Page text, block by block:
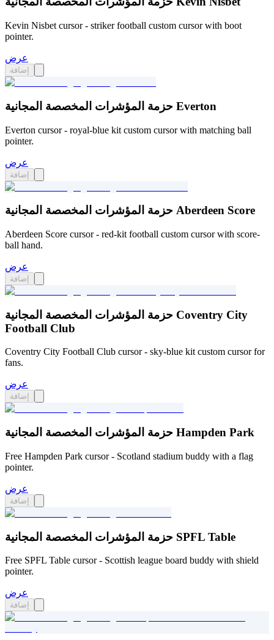
Kevin Nisbet cursor - striker football custom cursor with boot
pointer.
عرض
إضافة
حزمة المؤشرات المخصصة المجانية Everton
Everton cursor - royal-blue kit custom cursor with matching ball
pointer.
عرض
إضافة
حزمة المؤشرات المخصصة المجانية Aberdeen Score
Aberdeen Score cursor - red-kit football custom cursor with score-
ball hand.
عرض
إضافة
حزمة المؤشرات المخصصة المجانية Coventry City
Football Club
Coventry City Football Club cursor - sky-blue kit custom cursor for
fans.
عرض
إضافة
حزمة المؤشرات المخصصة المجانية Hampden Park
Free Hampden Park cursor - Scotland stadium buddy with a flag
pointer.
عرض
إضافة
حزمة المؤشرات المخصصة المجانية SPFL Table
Free SPFL Table cursor - Scottish league board buddy with shield
pointer.
عرض
إضافة